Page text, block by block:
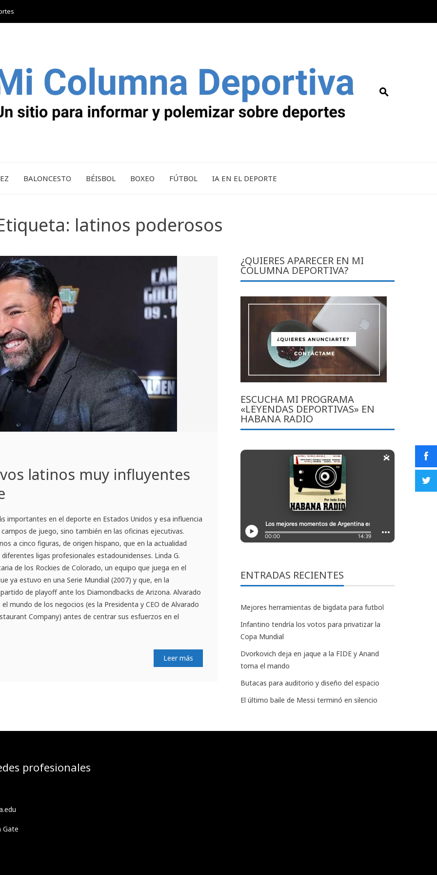
BALONCESTO BÉISBOL BOXEO FÚTBOL IA EN EL DEPORTE
latinos poderosos
latinos muy influyentes
importantes en el deporte en Estados Unidos y esa influencia
de juego, sino también en las oficinas ejecutivas.
a cinco figuras, de origen hispano, que en la actualidad
ligas profesionales estadounidenses. Linda G.
de los Rockies de Colorado, un equipo que juega en el
ya estuvo en una Serie Mundial (2007) y que, en la
de playoff ante los Diamondbacks de Arizona. Alvarado
mundo de los negocios (es la Presidenta y CEO de Alvarado
Company) antes de centrar sus esfuerzos en el
Leer más
¿QUIERES APARECER EN MI
COLUMNA DEPORTIVA?
ESCUCHA MI PROGRAMA
«LEYENDAS DEPORTIVAS» EN
HABANA RADIO
ENTRADAS RECIENTES
Mejores herramientas de bigdata para futbol
Infantino tendría los votos para privatizar la
Copa Mundial
Dvorkovich deja en jaque a la FIDE y Anand
toma el mando
Butacas para auditorio y diseño del espacio
El último baile de Messi terminó en silencio
profesionales
Gate